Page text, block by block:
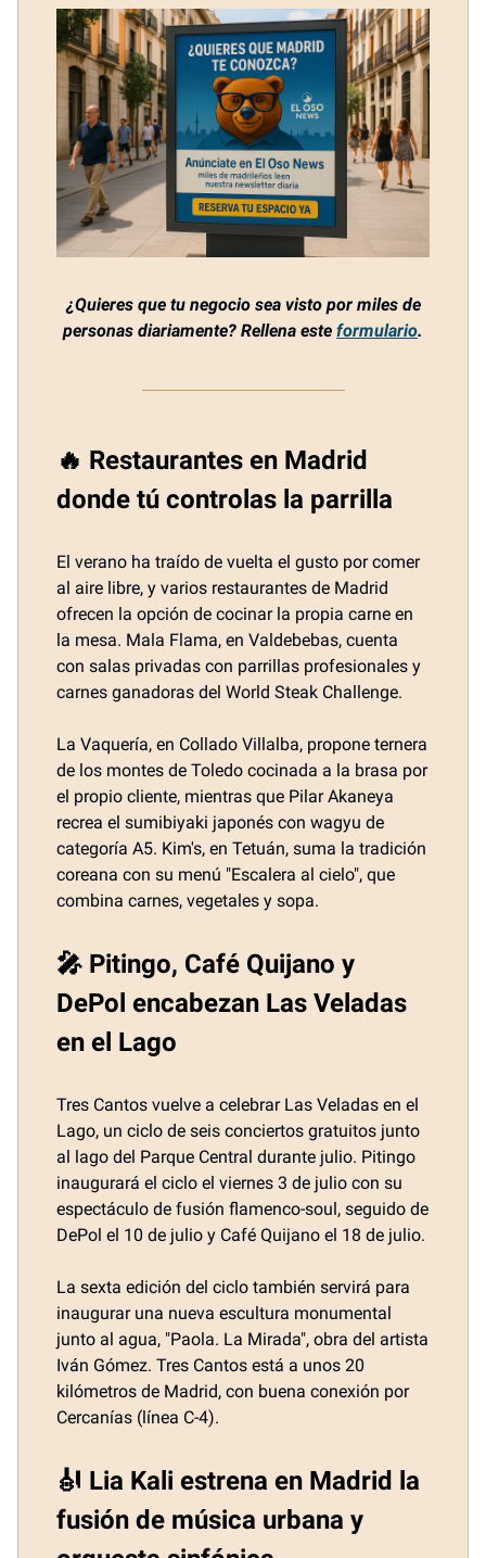
¿Quieres que tu negocio sea visto por miles de
personas diariamente? Rellena este formulario.
🔥 Restaurantes en Madrid
donde tú controlas la parrilla
El verano ha traído de vuelta el gusto por comer
al aire libre, y varios restaurantes de Madrid
ofrecen la opción de cocinar la propia carne en
la mesa. Mala Flama, en Valdebebas, cuenta
con salas privadas con parrillas profesionales y
carnes ganadoras del World Steak Challenge.
La Vaquería, en Collado Villalba, propone ternera
de los montes de Toledo cocinada a la brasa por
el propio cliente, mientras que Pilar Akaneya
recrea el sumibiyaki japonés con wagyu de
categoría A5. Kim's, en Tetuán, suma la tradición
coreana con su menú "Escalera al cielo", que
combina carnes, vegetales y sopa.
🎤 Pitingo, Café Quijano y
DePol encabezan Las Veladas
en el Lago
Tres Cantos vuelve a celebrar Las Veladas en el
Lago, un ciclo de seis conciertos gratuitos junto
al lago del Parque Central durante julio. Pitingo
inaugurará el ciclo el viernes 3 de julio con su
espectáculo de fusión flamenco-soul, seguido de
DePol el 10 de julio y Café Quijano el 18 de julio.
La sexta edición del ciclo también servirá para
inaugurar una nueva escultura monumental
junto al agua, "Paola. La Mirada", obra del artista
Iván Gómez. Tres Cantos está a unos 20
kilómetros de Madrid, con buena conexión por
Cercanías (línea C-4).
🎻 Lia Kali estrena en Madrid la
fusión de música urbana y